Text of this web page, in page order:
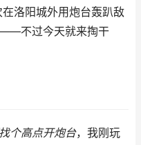
洛阳城外用炮台轰趴敌
——不过今天就来掏干
个高点开炮台，我刚玩